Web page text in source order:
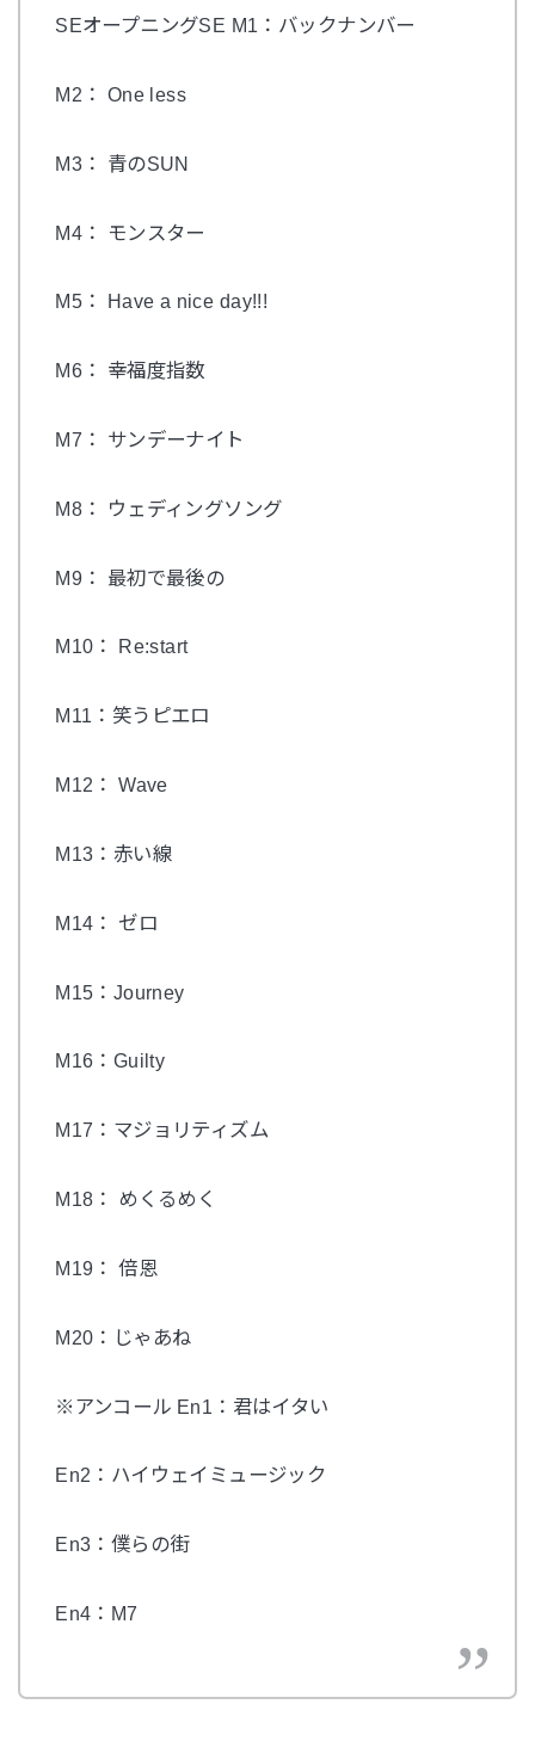
SEオープニングSE M1：バックナンバー
M2： One less
M3： 青のSUN
M4： モンスター
M5： Have a nice day!!!
M6： 幸福度指数
M7： サンデーナイト
M8： ウェディングソング
M9： 最初で最後の
M10： Re:start
M11：笑うピエロ
M12： Wave
M13：赤い線
M14： ゼロ
M15：Journey
M16：Guilty
M17：マジョリティズム
M18： めくるめく
M19： 倍恩
M20：じゃあね
※アンコール En1：君はイタい
En2：ハイウェイミュージック
En3：僕らの街
En4：M7